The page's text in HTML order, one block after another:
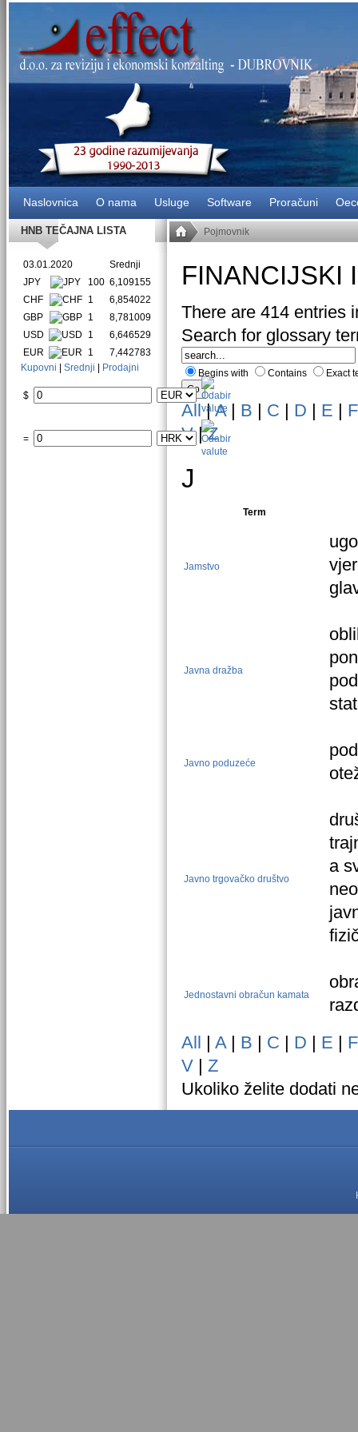
Naslovnica O nama Usluge Software Proračuni
Pojmovnik
FINANCIJSKI
There are 414 entries
Search for glossary
Begins with Contains Exact
All|A| B | C | D | E | F
V|Z
J
Term
Jamstvo
Javna dražba
Javno poduzeće
Javno trgovačko društvo
a
Jednostavni obračun kamata
All | A| B | C | D | E | F
V| Z
Ukoliko želite dodati
HNB TEČAJNA LISTA
03.01.2020
Srednji
JPY
100 6,109155
CHF
1
6,854022
GBP
1
8,781009
USD
1
6,646529
EUR
1
7,442783
Kupovni
Srednji Prodajni
$
=